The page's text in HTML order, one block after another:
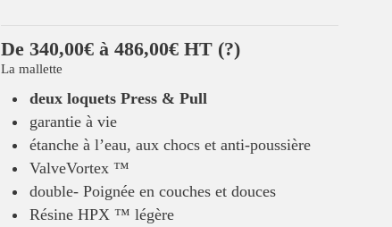
De 340,00€ à 486,00€ HT (?)
La mallette
deux loquets Press & Pull
garantie à vie
étanche à l’eau, aux chocs et anti-poussière
ValveVortex ™
double- Poignée en couches et douces
Résine HPX ™ légère